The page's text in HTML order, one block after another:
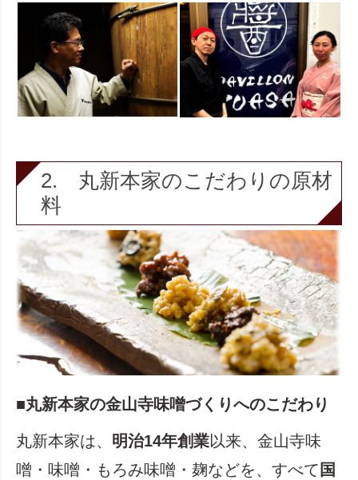
2. 丸新本家のこだわりの原材
料
■丸新本家の金山寺味噌づくりへのこだわり
丸新本家は、 明治14年創業以来、金山寺味
噌・味噌・もろみ味噌・麹などを、すべて 国